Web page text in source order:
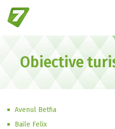
Obiective
Avenul Betfia
Baile Felix